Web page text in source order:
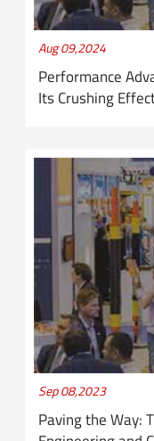
Aug 09,2024
Performance
Its Crushing
Sep 08,2023
Paving the Way: